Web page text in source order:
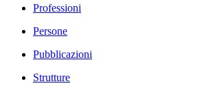
Professioni
Persone
Pubblicazioni
Strutture